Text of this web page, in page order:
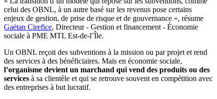
celui des OBNL, à un autre basé sur les revenus pose certains
enjeux de gestion, de prise de risque et de gouvernance », résume
Gaëtan Cirefice, Directeur - Gestion et financement - Économie
sociale à PME MTL Est-de-l’Île.
Un OBNL reçoit des subventions à la mission ou par projet et rend
des services à des bénéficiaires. Mais en économie sociale,
l’organisme devient un marchand qui vend des produits ou des
services à sa clientèle et qui se retrouve souvent en compétition avec
des entreprises à but lucratif.